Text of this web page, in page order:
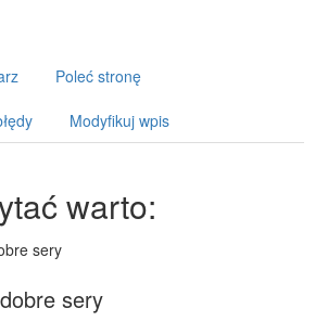
Poleć stronę
Modyfikuj wpis
warto:
sery